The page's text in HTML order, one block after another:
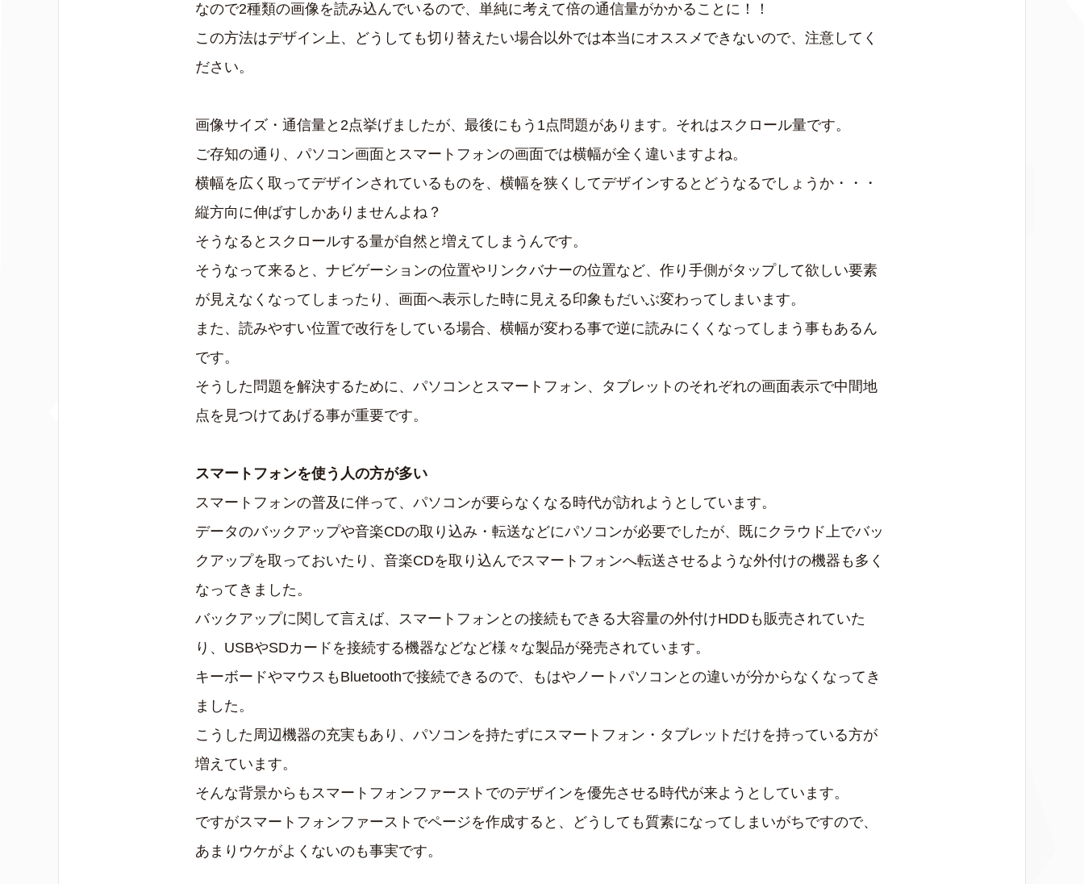
なので2種類の画像を読み込んでいるので、単純に考えて倍の通信量がかかることに！！
この方法はデザイン上、どうしても切り替えたい場合以外では本当にオススメできないので、注意してく
ださい。
画像サイズ・通信量と2点挙げましたが、最後にもう1点問題があります。それはスクロール量です。
ご存知の通り、パソコン画面とスマートフォンの画面では横幅が全く違いますよね。
横幅を広く取ってデザインされているものを、横幅を狭くしてデザインするとどうなるでしょうか・・・
縦方向に伸ばすしかありませんよね？
そうなるとスクロールする量が自然と増えてしまうんです。
そうなって来ると、ナビゲーションの位置やリンクバナーの位置など、作り手側がタップして欲しい要素
が見えなくなってしまったり、画面へ表示した時に見える印象もだいぶ変わってしまいます。
また、読みやすい位置で改行をしている場合、横幅が変わる事で逆に読みにくくなってしまう事もあるん
です。
そうした問題を解決するために、パソコンとスマートフォン、タブレットのそれぞれの画面表示で中間地
点を見つけてあげる事が重要です。
スマートフォンを使う人の方が多い
スマートフォンの普及に伴って、パソコンが要らなくなる時代が訪れようとしています。
データのバックアップや音楽CDの取り込み・転送などにパソコンが必要でしたが、既にクラウド上でバッ
クアップを取っておいたり、音楽CDを取り込んでスマートフォンへ転送させるような外付けの機器も多く
なってきました。
バックアップに関して言えば、スマートフォンとの接続もできる大容量の外付けHDDも販売されていた
り、USBやSDカードを接続する機器などなど様々な製品が発売されています。
キーボードやマウスもBluetoothで接続できるので、もはやノートパソコンとの違いが分からなくなってき
ました。
こうした周辺機器の充実もあり、パソコンを持たずにスマートフォン・タブレットだけを持っている方が
増えています。
そんな背景からもスマートフォンファーストでのデザインを優先させる時代が来ようとしています。
ですがスマートフォンファーストでページを作成すると、どうしても質素になってしまいがちですので、
あまりウケがよくないのも事実です。